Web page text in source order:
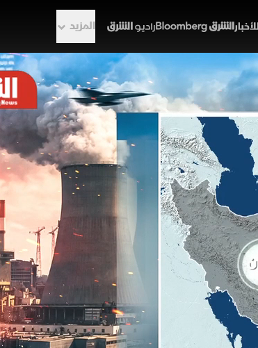
المزيد
يواجه قيودا تشريعية صارمة، إذ يتطلب
التحديات في ظل تصنيف بعض الكيانات بقوائم
بالتزامن مع تردد أوروبي في تخفيف